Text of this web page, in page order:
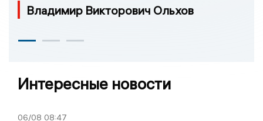
Владимир Викторович Ольхов
Интересные новости
06/08 08:47